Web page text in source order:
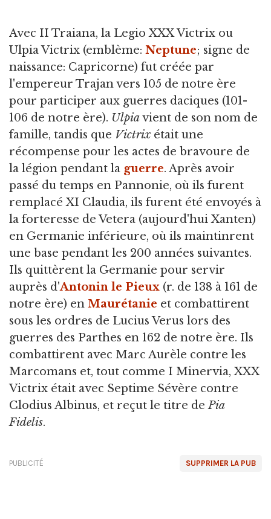
Avec II Traiana, la Legio XXX Victrix ou
Ulpia Victrix (emblème: Neptune; signe de
naissance: Capricorne) fut créée par
l'empereur Trajan vers 105 de notre ère
pour participer aux guerres daciques (101-
106 de notre ère). Ulpiavient de son nom de
famille, tandis que Victrixétait une
récompense pour les actes de bravoure de
la légion pendant la guerre. Après avoir
passé du temps en Pannonie, où ils furent
remplacé XI Claudia, ils furent été envoyés à
la forteresse de Vetera (aujourd'hui Xanten)
en Germanie inférieure, où ils maintinrent
une base pendant les 200 années suivantes.
Ils quittèrent la Germanie pour servir
auprès d'Antonin le Pieux (r. de 138 à 161 de
notre ère) en Maurétanie et combattirent
sous les ordres de Lucius Verus lors des
guerres des Parthes en 162 de notre ère. Ils
combattirent avec Marc Aurèle contre les
Marcomans et, tout comme I Minervia, XXX
Victrix était avec Septime Sévère contre
Clodius Albinus, et reçut le titre dePia
Fidelis.
SUPPRIMER LA PUB
PUBLICITÉ